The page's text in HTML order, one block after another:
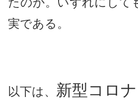
実である。
以下は、 新型コロ